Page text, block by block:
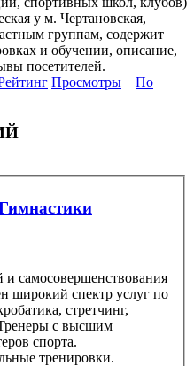
у м. Чертановская,
группам, содержит
и обучении, описание,
посетителей.
Просмотры
По
и самосовершенствования
широкий спектр услуг по
стретчинг,
с высшим
спорта.
тренировки.